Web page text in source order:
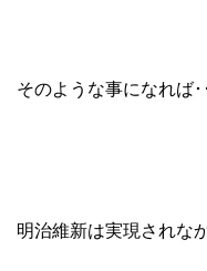
そのような事になれば･･
明治維新は実現されな